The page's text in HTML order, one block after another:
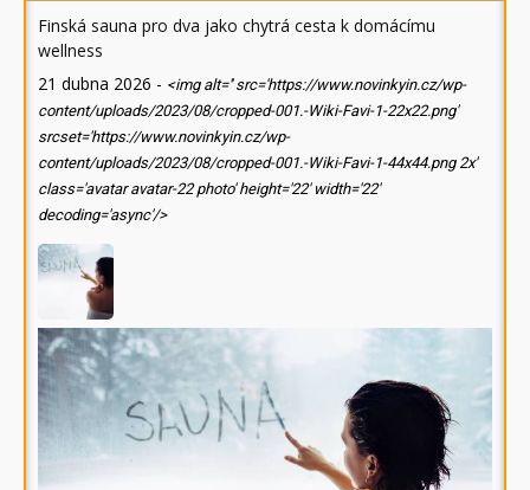
Finská sauna pro dva jako chytrá cesta k domácímu
wellness
21 dubna 2026 - <img alt='' src='https://www.novinkyin.cz/wp-
content/uploads/2023/08/cropped-001.-Wiki-Favi-1-22x22.png'
srcset='https://www.novinkyin.cz/wp-
content/uploads/2023/08/cropped-001.-Wiki-Favi-1-44x44.png 2x'
class='avatar avatar-22 photo' height='22' width='22'
decoding='async'/>